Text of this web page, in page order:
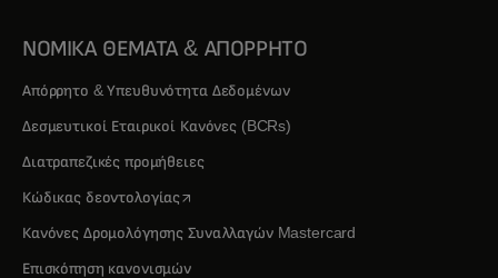
ΝΟΜΙΚΑ ΘΕΜΑΤΑ & ΑΠΟΡΡΗΤΟ
Απόρρητο & Υπευθυνότητα Δεδομένων
Δεσμευτικοί Εταιρικοί Κανόνες (BCRs)
Διατραπεζικές προμήθειες
Κώδικας δεοντολογίαςopens in a new tab
Κανόνες Δρομολόγησης Συναλλαγών Mastercard
Επισκόπηση κανονισμών